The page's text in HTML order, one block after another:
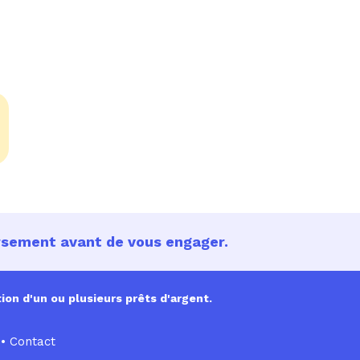
avant de vous engager.
d'un ou plusieurs prêts d'argent.
Contact